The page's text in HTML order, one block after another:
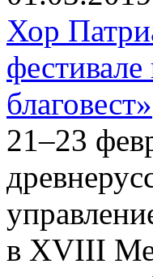
Хор
благовест»
21–23
в XVIII